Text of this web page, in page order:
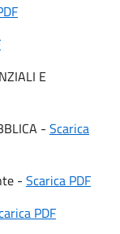
E
- Scarica
- Scarica PDF
PDF